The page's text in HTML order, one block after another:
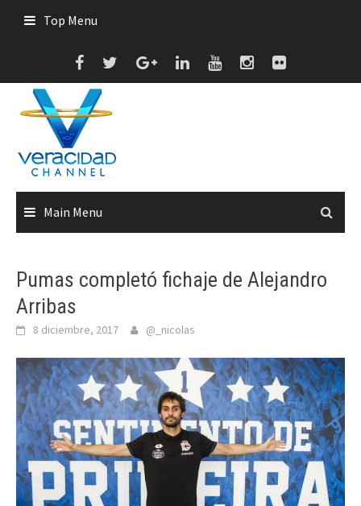
Top Menu
Main Menu
Pumas completó fichaje de Alejandro
Arribas
8 diciembre, 2017 @_nicolas